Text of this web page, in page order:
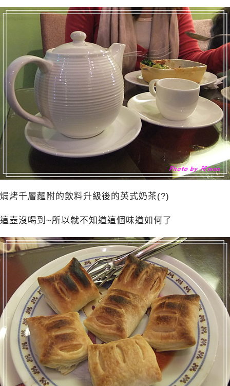
焗烤千層麵附的飲料升級後的英式奶茶(?)
這壺沒喝到~所以就不知道這個味道如何了